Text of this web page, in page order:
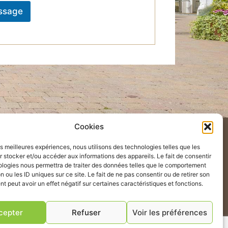
Cookies
meilleures expériences, nous utilisons des technologies telles que les
stocker et/ou accéder aux informations des appareils. Le fait de consentir
nous permettra de traiter des données telles que le comportement
ou les ID uniques sur ce site. Le fait de ne pas consentir ou de retirer son
peut avoir un effet négatif sur certaines caractéristiques et fonctions.
Refuser Voir les préférences
REMY